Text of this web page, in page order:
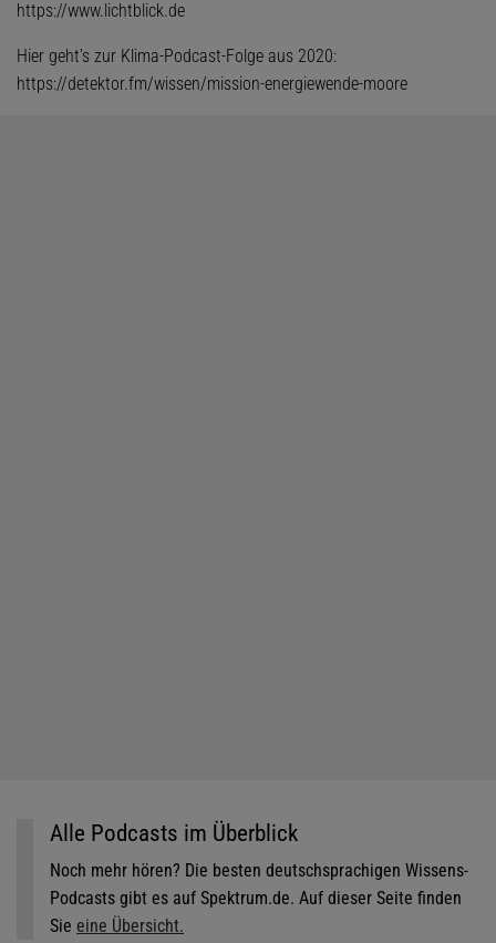
https://www.lichtblick.de
Hier geht’s zur Klima-Podcast-Folge aus 2020:
https://detektor.fm/wissen/mission-energiewende-moore
Alle Podcasts im Überblick
Noch mehr hören? Die besten deutschsprachigen Wissens-
Podcasts gibt es auf Spektrum.de. Auf dieser Seite finden
Sie eine Übersicht.